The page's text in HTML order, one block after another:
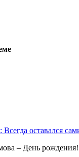
оставался
– День рождения!